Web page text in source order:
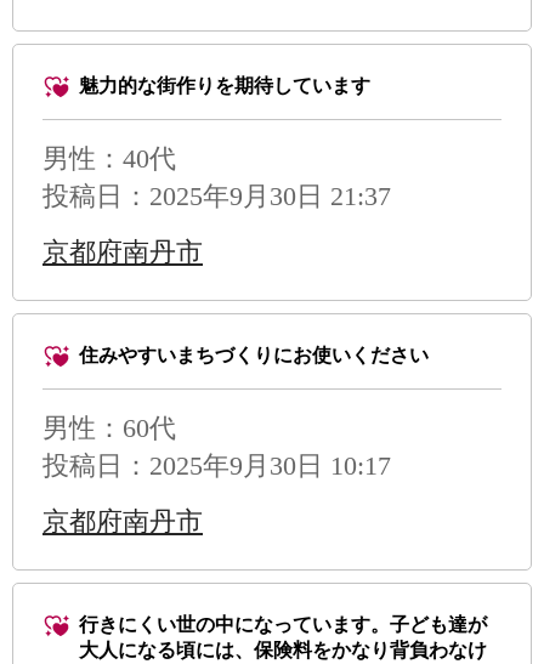
魅力的な街作りを期待しています
男性 ：40代
投稿日：2025年9月30日 21:37
京都府南丹市
住みやすいまちづくりにお使いください
男性 ：60代
投稿日：2025年9月30日 10:17
京都府南丹市
行きにくい世の中になっています。子ども達が
大人になる頃には、保険料をかなり背負わなけ